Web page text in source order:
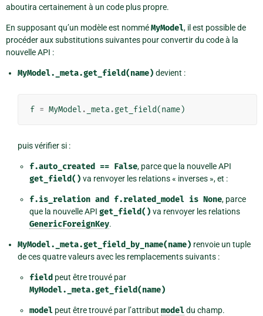
aboutira certainement à un code plus propre.
En supposant qu’un modèle est nomméMyModel, il est possible de
procéder aux substitutions suivantes pour convertir du code à la
nouvelle API :
MyModel._meta.get_field(name) devient :
f = MyModel . _meta.get_field(name)
puis vérifier si :
f.auto_created == False, parce que la nouvelle API
get_field() va renvoyer les relations « inverses », et :
f.is_relation and f.related_model is None, parce
que la nouvelle API get_field() va renvoyer les relations
GenericForeignKey.
MyModel._meta.get_field_by_name(name) renvoie un tuple
de ces quatre valeurs avec les remplacements suivants :
field peut être trouvé par
MyModel._meta.get_field(name)
model peut être trouvé par l’attribut modeldu champ.